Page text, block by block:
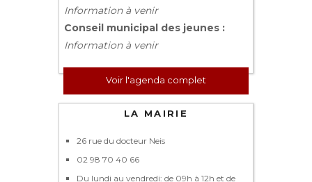
Information à venir
Conseil municipal des jeunes :
Information à venir
Voir l'agenda complet
LA MAIRIE
26 rue du docteur Neis
02 98 70 40 66
Du lundi au vendredi: de 09h à 12h et de